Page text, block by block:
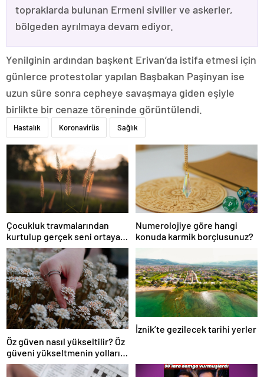
topraklarda bulunan Ermeni siviller ve askerler,
bölgeden ayrılmaya devam ediyor.
Yenilginin ardından başkent Erivan’da istifa etmesi için
günlerce protestolar yapılan Başbakan Paşinyan ise
uzun süre sonra cepheye savaşmaya giden eşiyle
birlikte bir cenaze töreninde görüntülendi.
Hastalık Koronavirüs Sağlık
Çocukluk travmalarından
kurtulup gerçek seni ortaya
çıkar!
Numerolojiye göre hangi
konuda karmik borçlusunuz?
Öz güven nasıl yükseltilir? Öz
güveni yükseltmenin yolları
nelerdir?
İznik’te gezilecek tarihi yerler